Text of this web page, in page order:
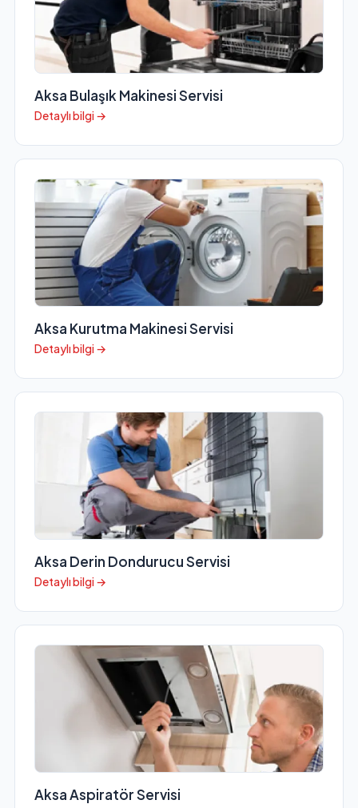
Aksa Bulaşık Makinesi Servisi
Detaylı bilgi →
Aksa Kurutma Makinesi Servisi
Detaylı bilgi →
Aksa Derin Dondurucu Servisi
Detaylı bilgi →
Aksa Aspiratör Servisi